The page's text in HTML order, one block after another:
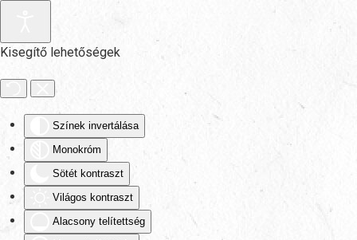
Kisegítő lehetőségek
Színek invertálása
Monokróm
Sötét kontraszt
Világos kontraszt
Alacsony telítettség
Fő tartalom átugrása